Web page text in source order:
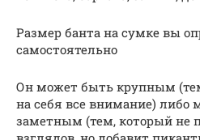
Размер банта на сумке вы
самостоятельно
Он может быть крупным
на себя все внимание)
заметным (тем, который не